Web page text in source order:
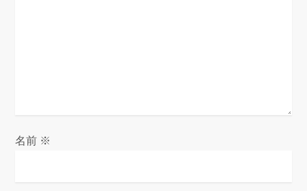
名前 ※